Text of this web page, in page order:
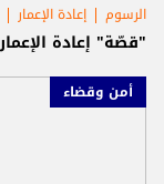
الرسوم إعادة الإعمار
"قصّة" إعادة
أمن وقضاء